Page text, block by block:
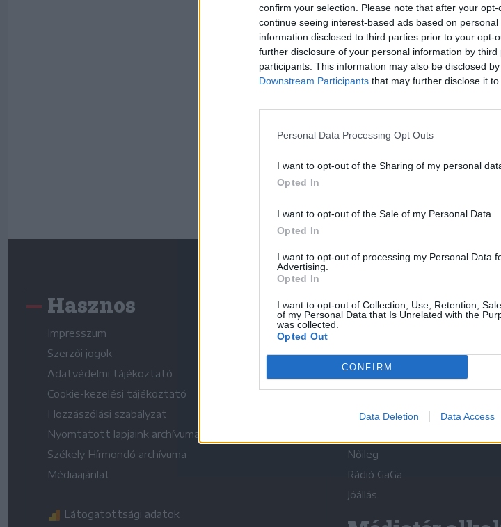
confirm your selection. Please note that after your
continue seeing interest-based ads based on
information disclosed to third parties prior to your opt-
further disclosure of your personal information by third
participants. This information may also be disclosed
Downstream Participants that may further disclose it
Personal Data Processing Opt Outs
I want to opt-out of the Sharing of my personal
Opted In
I want to opt-out of the Sale of my Personal Data.
Opted In
I want to opt-out of processing my Personal Data
Advertising.
Opted In
I want to opt-out of Collection, Use, Retention,
of my Personal Data that Is Unrelated with the
was collected.
Opted Out
CONFIRM
Data Deletion Data Access
Elfelejtette a jelszavát?
Hasznos
Impresszum
Szerzői jogok
Adatvédelmi tájékoztató
Cookie-kezelési tájékoztató
Hozzászólási szabályzat
Nyomtatott lapjaink archívuma
Székely Hírmondó archívuma
Médiaajánlat
Látogatottsági adatok
Médiatér
Liget
Krónika
Bihari Napló
Erdélyi Napló
Nőileg
Rádió GaGa
Jóállás